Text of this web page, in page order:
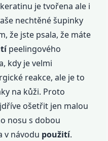
je tvořena ale i
nechtěné šupinky
že jste psala, že máte
peelingového
kdy je velmi
reakce, ale je to
na kůži. Proto
ošetřit jen malou
nosu s dobou
v návodu použití.